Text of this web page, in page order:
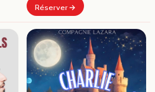
Réserver